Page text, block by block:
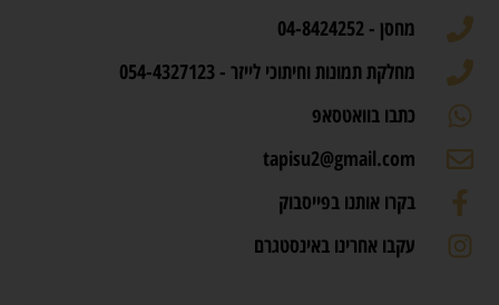
מחסן - 04-8424252
מחלקת תמונות וחיתוכי לייזר - 054-4327123
כתבו בוואטסאפ
tapisu2@gmail.com
בקרו אותנו בפייסבוק
עקבו אחרינו באינסטגרם